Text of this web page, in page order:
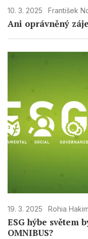
10. 3. 2025 František
Ani oprávněný
19. 3. 2025 Rohia
ESG hýbe světem
OMNIBUS?